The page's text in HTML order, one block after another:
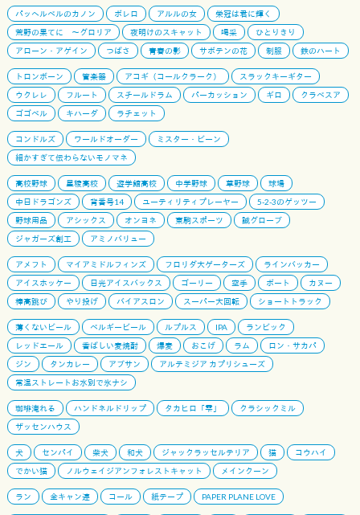
パッヘルベルのカノン ボレロ アルルの女
栄冠は君に輝く
荒野の果てに 〜グロリア
夜明けのスキャット 喝采
ひとりきり
アローン・アゲイン
つばさ 青春の影 サボテンの花 制服 鉄のハート
トロンボーン 管楽器 アコギ（コールクラーク）
スラックキーギター
ウクレレ
フルート スチールドラム パーカッション ギロ
クラベスア
ゴゴベル
キハーダ ラチェット
コンドルズ ワールドオーダー
ミスター・ビーン
細かすぎて伝わらないモノマネ
高校野球 星稜高校 遊学館高校 中学野球 草野球
球場
中日ドラゴンズ
背番号14 ユーティリティプレーヤー
5-2-3のゲッツー
野球用品
アシックス オンヨネ 東駒スポーツ
誠グローブ
ジャガーズ創工
アミノバリュー
アメフト マイアミドルフィンズ フロリダ大ゲーターズ
ラインバッカー
アイスホッケー
日光アイスバックス ゴーリー 空手 ボート
カヌー
棒高跳び
やり投げ バイアスロン スーパー大回転 ショートトラック
薄くないビール ベルギービール ルプルス IPA
ランビック
レッドエール
香ばしい麦焼酎 爆麦 おこげ ラム
ロン・サカパ
ジン
タンカレー アブサン
アルテミジア カプリシューズ
常温ストレートお水別で氷ナシ
珈琲淹れる ハンドネルドリップ タカヒロ「雫」
クラシックミル
ザッセンハウス
犬 センパイ 柴犬 和犬 ジャックラッセルテリア 猫
コウハイ
でかい猫
ノルウェイジアンフォレストキャット メインクーン
ラン 全キャン連 コール 紙テープ PAPER PLANE LOVE